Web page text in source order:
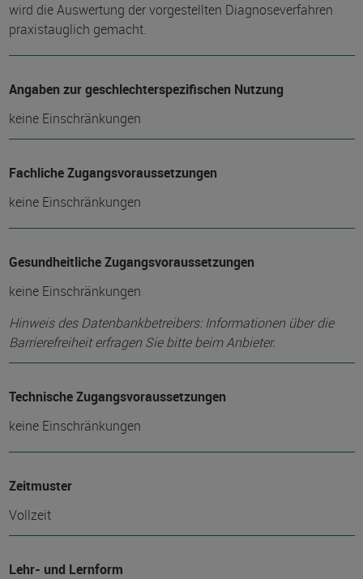
wird die Auswertung der vorgestellten Diagnoseverfahren
praxistauglich gemacht.
Angaben zur geschlechterspezifischen Nutzung
keine Einschränkungen
Fachliche Zugangsvoraussetzungen
keine Einschränkungen
Gesundheitliche Zugangsvoraussetzungen
keine Einschränkungen
Hinweis des Datenbankbetreibers: Informationen über die
Barrierefreiheit erfragen Sie bitte beim Anbieter.
Technische Zugangsvoraussetzungen
keine Einschränkungen
Zeitmuster
Vollzeit
Lehr- und Lernform